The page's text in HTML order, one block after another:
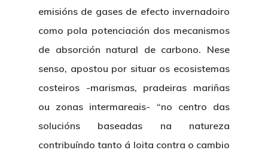
emisións de gases de efecto invernadoiro
como pola potenciación dos mecanismos
de absorción natural de carbono. Nese
senso, apostou por situar os ecosistemas
costeiros -marismas, pradeiras mariñas
ou zonas intermareais- “no centro das
solucións baseadas na natureza
contribuíndo tanto á loita contra o cambio